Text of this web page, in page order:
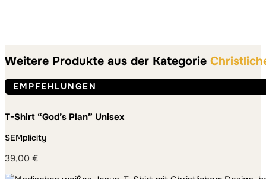
Weitere Produkte aus der Kategorie
EMPFEHLUNGEN
T-Shirt “God’s Plan” Unisex
SEMplicity
39,00 €